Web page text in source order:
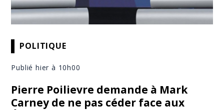
POLITIQUE
Publié hier à 10h00
Pierre Poilievre demande à Mark
Carney de ne pas céder face aux